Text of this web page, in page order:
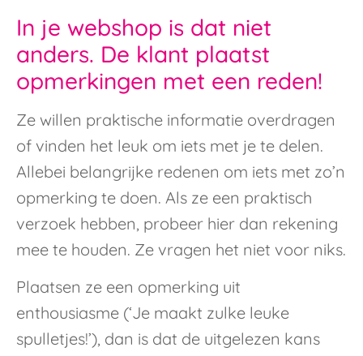
In je webshop is dat niet
anders. De klant plaatst
opmerkingen met een reden!
Ze willen praktische informatie overdragen
of vinden het leuk om iets met je te delen.
Allebei belangrijke redenen om iets met zo’n
opmerking te doen. Als ze een praktisch
verzoek hebben, probeer hier dan rekening
mee te houden. Ze vragen het niet voor niks.
Plaatsen ze een opmerking uit
enthousiasme (‘Je maakt zulke leuke
spulletjes!’), dan is dat de uitgelezen kans